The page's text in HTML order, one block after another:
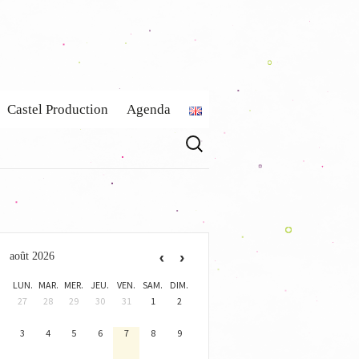
Castel Production Agenda
Rechercher :
août 2026
LUN. MAR. MER. JEU. VEN. SAM.
DIM.
27
28 29 30 31 1 2
3 4 5 6 7 8 9